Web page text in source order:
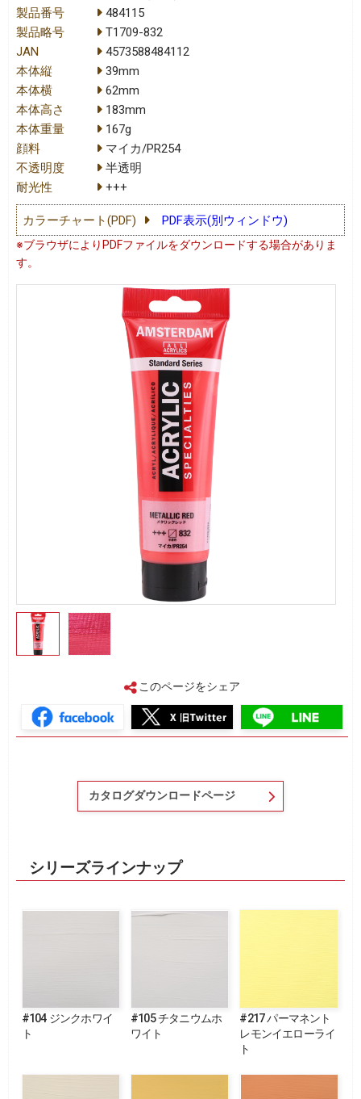
製品番号
484115
製品略号
T1709-832
JAN
4573588484112
本体縦
39mm
本体横
62mm
本体高さ
183mm
本体重量
167g
顔料
マイカ/PR254
不透明度
半透明
耐光性
+++
カラーチャート(PDF) PDF表示(別ウィンドウ)
※ブラウザによりPDFファイルをダウンロードする場合がありま
す。
このページをシェア
カタログダウンロードページ
シリーズラインナップ
#104 ジンクホワイ
ト
#105 チタニウムホ
ワイト
#217 パーマネント
レモンイエローライ
ト